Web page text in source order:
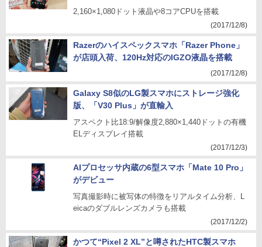
2,160×1,080ドット液晶や8コアCPUを搭載
(2017/12/8)
Razerのハイスペックスマホ「Razer Phone」
が店頭入荷、120Hz対応のIGZO液晶を搭載
(2017/12/8)
Galaxy S8似のLG製スマホにストレージ強化
版、「V30 Plus」が直輸入
アスペクト比18:9/解像度2,880×1,440ドットの有機
ELディスプレイ搭載
(2017/12/3)
AIプロセッサ内蔵の6型スマホ「Mate 10 Pro」
がデビュー
写真撮影時に被写体の特徴をリアルタイム分析、L
eicaのダブルレンズカメラも搭載
(2017/12/2)
かつて“Pixel 2 XL”と噂されたHTC製スマホ